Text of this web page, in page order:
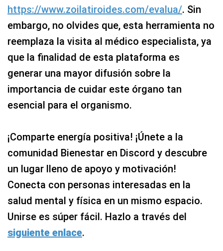
https://www.zoilatiroides.com/evalua/. Sin
embargo, no olvides que, esta herramienta no
reemplaza la visita al médico especialista, ya
que la finalidad de esta plataforma es
generar una mayor difusión sobre la
importancia de cuidar este órgano tan
esencial para el organismo.
¡Comparte energía positiva! ¡Únete a la
comunidad Bienestar en Discord y descubre
un lugar lleno de apoyo y motivación!
Conecta con personas interesadas en la
salud mental y física en un mismo espacio.
Unirse es súper fácil. Hazlo a través del
siguiente enlace.